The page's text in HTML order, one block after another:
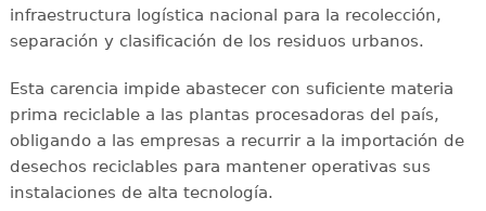
infraestructura logística nacional para la recolección,
separación y clasificación de los residuos urbanos.
Esta carencia impide abastecer con suficiente materia
prima reciclable a las plantas procesadoras del país,
obligando a las empresas a recurrir a la importación de
desechos reciclables para mantener operativas sus
instalaciones de alta tecnología.